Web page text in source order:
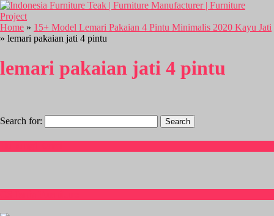
Home » 15+ Model Lemari Pakaian 4 Pintu Minimalis 2020 Kayu Jati
» lemari pakaian jati 4 pintu
lemari pakaian jati 4 pintu
Search for: